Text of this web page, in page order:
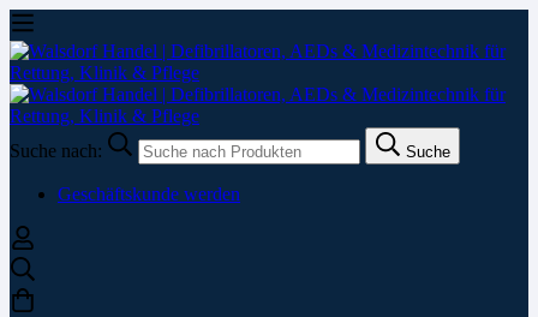
Suche nach: Suche
Geschäftskunde werden